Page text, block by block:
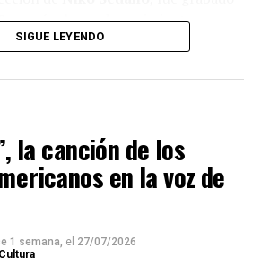
lugar de nacimiento
comenzó su recorrido artístico.
Pennisi canta a Mercedes
una obra de alto valor artístico y
audiovisuales filmadas
de la provincia tucumana y se
relato de carácter documental que
la cantante a través de los lugares,
que marcaron su carrera.
)
SIGUE LEYENDO
la canción de los
en la voz de
1 semana, el 27/07/2026